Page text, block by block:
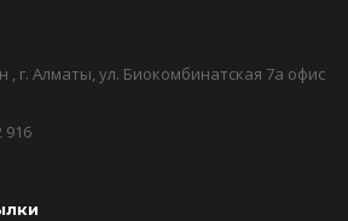
, г. Алматы, ул. Биокомбинатская 7а офис
916